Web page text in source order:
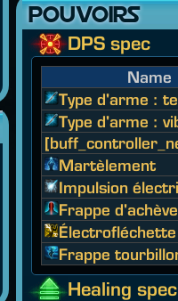
POUVOIRS
DPS spec
Name
Type d'arme :
Type d'arme :
Martèlement
Impulsion
Frappe
Électrofléchette
Frappe
Healing spec